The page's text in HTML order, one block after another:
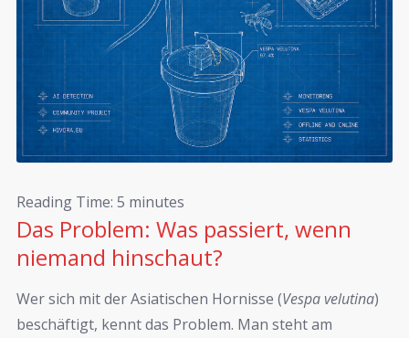
Reading Time: 5 minutes
Das Problem: Was passiert, wenn
niemand hinschaut?
Wer sich mit der Asiatischen Hornisse (Vespa velutina)
beschäftigt, kennt das Problem. Man steht am